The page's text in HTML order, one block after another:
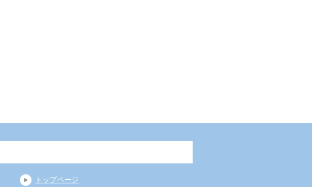
トップページ